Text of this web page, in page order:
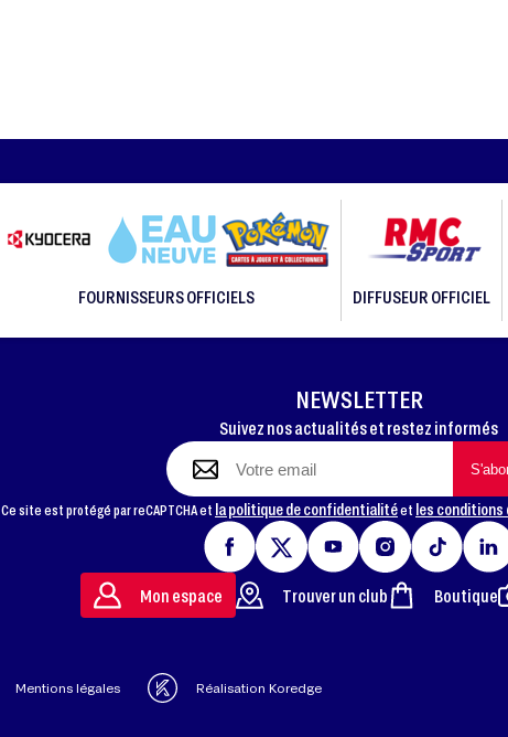
FOURNISSEURS OFFICIELS DIFFUSEUR OFFICIEL
NEWSLETTER
Suivez nos actualités et restez informés
Ce site est protégé par reCAPTCHA et la politique de confidentialitéet les
Mon espace Trouver un club Boutique
Mentions légales Réalisation Koredge